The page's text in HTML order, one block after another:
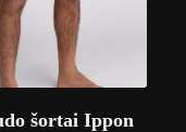
šortai Ippon